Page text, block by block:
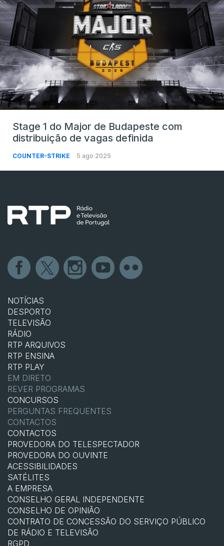
Stage 1 do Major de Budapeste com
distribuição de vagas definida
COUNTER-STRIKE 5 ago 2025
NOTÍCIAS
DESPORTO
TELEVISÃO
RÁDIO
RTP ARQUIVOS
RTP ENSINA
RTP PLAY
EM DIRETO
REVER PROGRAMAS
CONCURSOS
PERGUNTAS FREQUENTES
CONTACTOS
CONTACTOS
PROVEDORA DO TELESPECTADOR
PROVEDORA DO OUVINTE
ACESSIBILIDADES
SATÉLITES
A EMPRESA
CONSELHO GERAL INDEPENDENTE
CONSELHO DE OPINIÃO
CONTRATO DE CONCESSÃO DO SERVIÇO PÚBLICO
DE RÁDIO E TELEVISÃO
RGPD